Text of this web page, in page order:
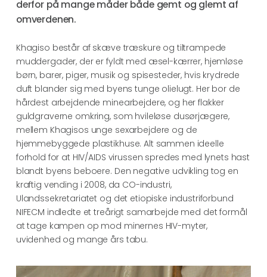
derfor på mange måder både gemt og glemt af
omverdenen.
Khagiso består af skæve træskure og tiltrampede
muddergader, der er fyldt med æsel-kærrer, hjemløse
børn, barer, piger, musik og spisesteder, hvis krydrede
duft blander sig med byens tunge olielugt. Her bor de
hårdest arbejdende minearbejdere, og her flakker
guldgraverne omkring, som hvileløse dusørjægere,
mellem Khagisos unge sexarbejdere og de
hjemmebyggede plastikhuse. Alt sammen ideelle
forhold for at HIV/AIDS virussen spredes med lynets hast
blandt byens beboere. Den negative udvikling tog en
kraftig vending i 2008, da CO-industri,
Ulandssekretariatet og det etiopiske industriforbund
NIFECM indledte et treårigt samarbejde med det formål
at tage kampen op mod minernes HIV-myter,
uvidenhed og mange års tabu.